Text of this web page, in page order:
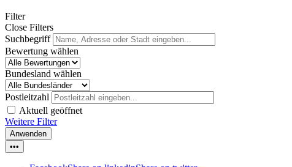
Filter
Close Filters
Suchbegriff
Bewertung wählen
Bundesland wählen
Postleitzahl
Aktuell geöffnet
Weitere Filter
Anwenden
•••